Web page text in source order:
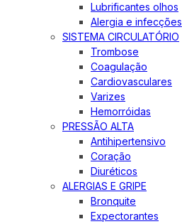
Lubrificantes olhos
Alergia e infecções
SISTEMA CIRCULATÓRIO
Trombose
Coagulação
Cardiovasculares
Varizes
Hemorróidas
PRESSÃO ALTA
Antihipertensivo
Coração
Diuréticos
ALERGIAS E GRIPE
Bronquite
Expectorantes